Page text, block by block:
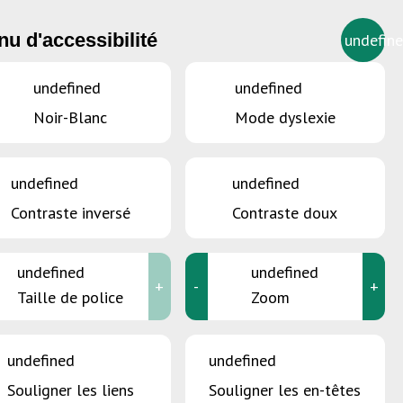
FR
d'accessibilité
undefined
Noir-Blanc
undefined
Mode dyslexie
undefined
Contraste inversé
undefined
Contraste doux
undefined
Taille de police
+ -
undefined
Zoom
+
undefined
Souligner les liens
undefined
Souligner les en-têtes